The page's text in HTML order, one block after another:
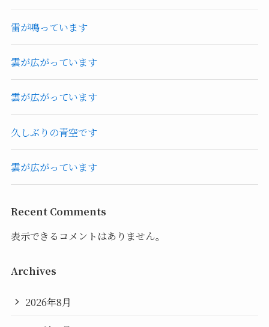
雷が鳴っています
雲が広がっています
雲が広がっています
久しぶりの青空です
雲が広がっています
Recent Comments
表示できるコメントはありません。
Archives
2026年8月